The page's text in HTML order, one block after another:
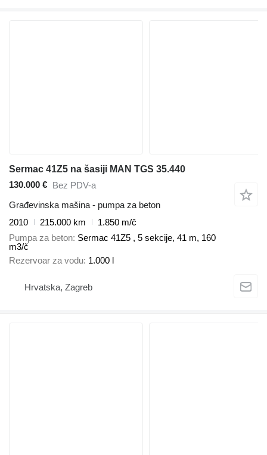
Sermac 41Z5 na šasiji MAN TGS 35.440
130.000 € Bez PDV-a
Građevinska mašina - pumpa za beton
2010
215.000 km
1.850 m/č
Pumpa za beton Sermac 41Z5 , 5 sekcije, 41 m, 160
m3/č
Rezervoar za vodu 1.000 l
Hrvatska, Zagreb